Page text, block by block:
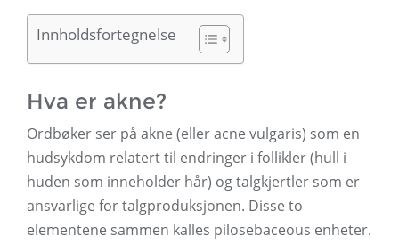
Innholdsfortegnelse
Hva er akne?
Ordbøker ser på akne (eller acne vulgaris) som en
hudsykdom relatert til endringer i follikler (hull i
huden som inneholder hår) og talgkjertler som er
ansvarlige for talgproduksjonen. Disse to
elementene sammen kalles pilosebaceous enheter.